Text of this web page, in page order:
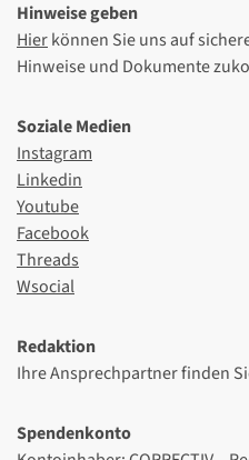
Hinweise geben
Hierkönnen Sie uns auf
Hinweise und Dokumente
Soziale Medien
Instagram
Linkedin
Youtube
Facebook
Threads
Wsocial
Redaktion
Ihre Ansprechpartner finden
Spendenkonto